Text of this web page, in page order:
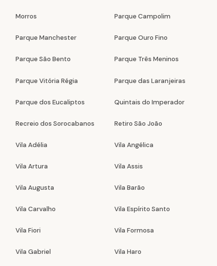
Morros Parque Campolim
Parque Manchester Parque Ouro Fino
Parque São Bento Parque Três Meninos
Parque Vitória Régia Parque das Laranjeiras
Parque dos Eucaliptos Quintais do Imperador
Recreio dos Sorocabanos Retiro São João
Vila Adélia Vila Angélica
Vila Artura Vila Assis
Vila Augusta Vila Barão
Vila Carvalho Vila Espírito Santo
Vila Fiori Vila Formosa
Vila Gabriel Vila Haro